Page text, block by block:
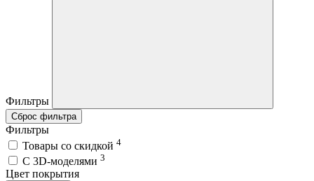
Фильтры
Сброс фильтра
Фильтры
Товары со скидкой 4
C 3D-моделями 3
Цвет покрытия